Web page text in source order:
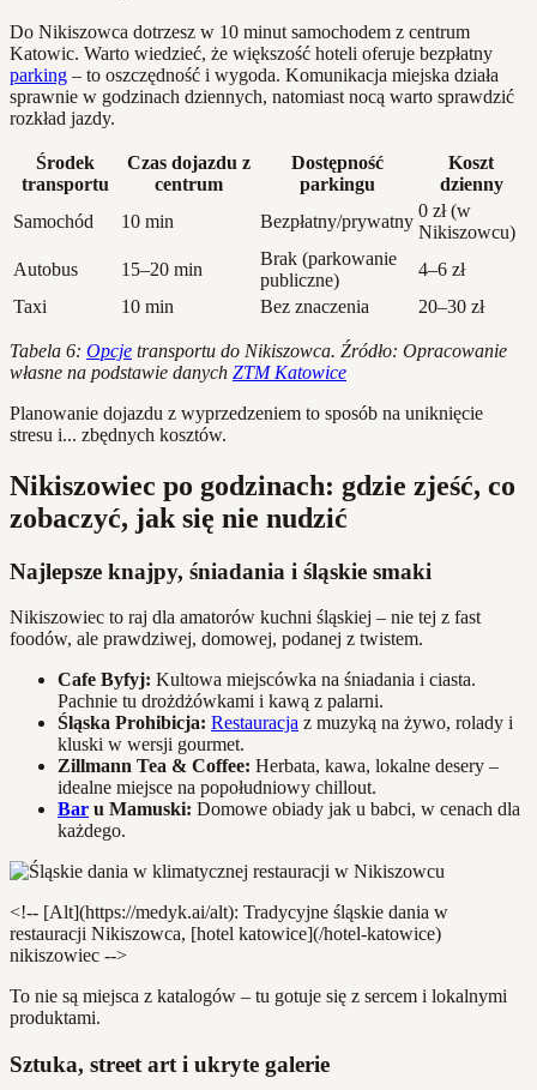
Do Nikiszowca dotrzesz w 10 minut samochodem z centrum
Katowic. Warto wiedzieć, że większość hoteli oferuje bezpłatny
parking – to oszczędność i wygoda. Komunikacja miejska działa
sprawnie w godzinach dziennych, natomiast nocą warto sprawdzić
rozkład jazdy.
Środek
transportu
Czas dojazdu z
centrum
Dostępność
parkingu
Koszt
dzienny
Samochód
10 min Bezpłatny/prywatny
0 zł (w
Nikiszowcu)
Autobus
15–20 min
Brak (parkowanie
publiczne)
4–6 zł
Taxi
10 min Bez znaczenia 20–30 zł
Tabela 6: Opcje transportu do Nikiszowca. Źródło: Opracowanie
własne na podstawie danych ZTM Katowice
Planowanie dojazdu z wyprzedzeniem to sposób na uniknięcie
stresu i... zbędnych kosztów.
Nikiszowiec po godzinach: gdzie zjeść, co
zobaczyć, jak się nie nudzić
Najlepsze knajpy, śniadania i śląskie smaki
Nikiszowiec to raj dla amatorów kuchni śląskiej – nie tej z fast
foodów, ale prawdziwej, domowej, podanej z twistem.
Cafe Byfyj: Kultowa miejscówka na śniadania i ciasta.
Pachnie tu drożdżówkami i kawą z palarni.
Śląska Prohibicja: Restauracja z muzyką na żywo, rolady i
kluski w wersji gourmet.
Zillmann Tea & Coffee: Herbata, kawa, lokalne desery –
idealne miejsce na popołudniowy chillout.
Bar u Mamuski: Domowe obiady jak u babci, w cenach dla
każdego.
<!-- [Alt](https://medyk.ai/alt): Tradycyjne śląskie dania w
restauracji Nikiszowca, [hotel katowice](/hotel-katowice)
nikiszowiec -->
To nie są miejsca z katalogów – tu gotuje się z sercem i lokalnymi
produktami.
Sztuka, street art i ukryte galerie